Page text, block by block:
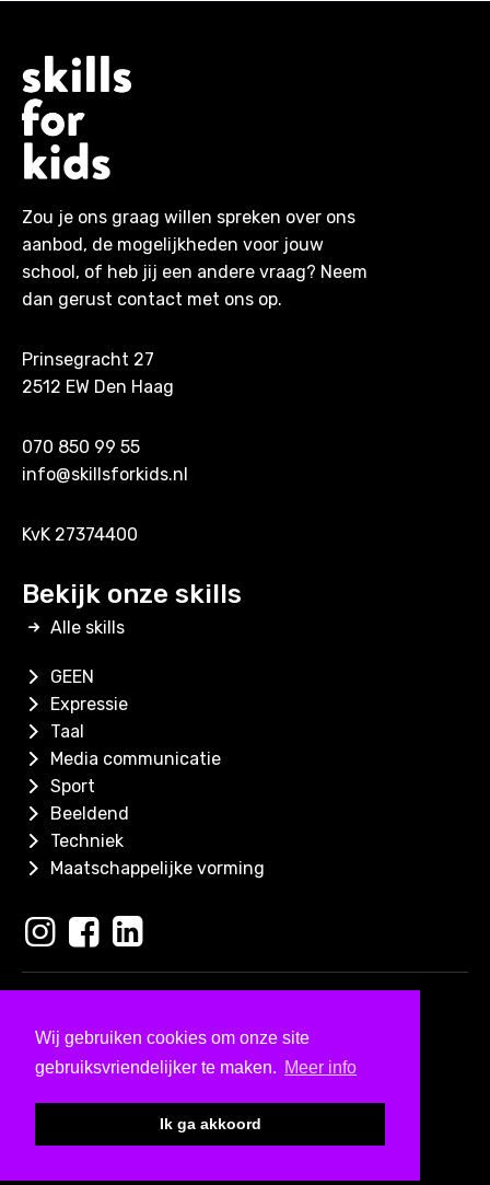
Wij gebruiken cookies om onze site
gebruiksvriendelijker te maken. Meer info
Ik ga akkoord
Zou je ons graag willen spreken over ons
aanbod, de mogelijkheden voor jouw
school, of heb jij een andere vraag? Neem
dan gerust contact met ons op.
Prinsegracht 27
2512 EW Den Haag
070 850 99 55
info@skillsforkids.nl
KvK 27374400
Bekijk onze skills
Alle skills
GEEN
Expressie
Taal
Media communicatie
Sport
Beeldend
Techniek
Maatschappelijke vorming
Skills for Kids
Ontwerp & ontwikkeld door